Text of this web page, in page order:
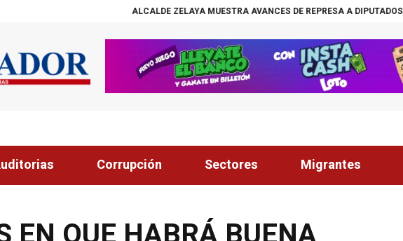
ALCALDE ZELAYA MUESTRA AVANCES DE REPRESA A DIPUTADOS ¡ÉXITO! BECAS
Corrupción Sectores Migrantes